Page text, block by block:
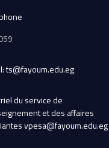
ts@fayoum.edu.eg
du service de
et des affaires
vpesa@fayoum.edu.eg